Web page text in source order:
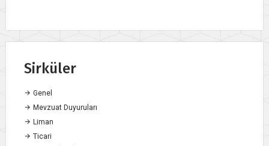
Sirküler
Genel
Mevzuat Duyuruları
Liman
Ticari